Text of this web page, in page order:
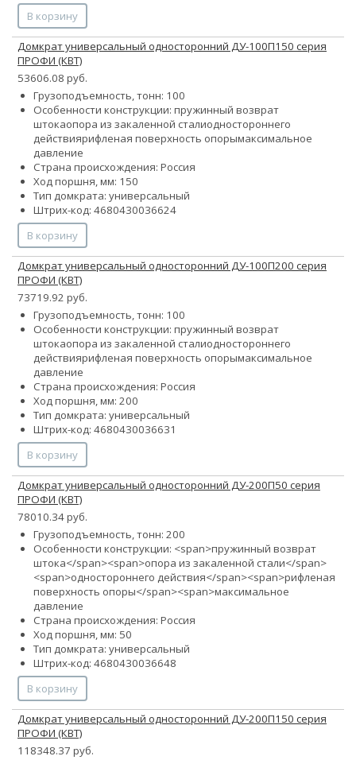
В корзину
Домкрат универсальный односторонний ДУ-100П150 серия
ПРОФИ (КВТ)
53606.08 руб.
Грузоподъемность, тонн: 100
Особенности конструкции: пружинный возврат
штокаопора из закаленной сталиодностороннего
действиярифленая поверхность опорымаксимальное
давление
Страна происхождения: Россия
Ход поршня, мм: 150
Тип домкрата: универсальный
Штрих-код: 4680430036624
В корзину
Домкрат универсальный односторонний ДУ-100П200 серия
ПРОФИ (КВТ)
73719.92 руб.
Грузоподъемность, тонн: 100
Особенности конструкции: пружинный возврат
штокаопора из закаленной сталиодностороннего
действиярифленая поверхность опорымаксимальное
давление
Страна происхождения: Россия
Ход поршня, мм: 200
Тип домкрата: универсальный
Штрих-код: 4680430036631
В корзину
Домкрат универсальный односторонний ДУ-200П50 серия
ПРОФИ (КВТ)
78010.34 руб.
Грузоподъемность, тонн: 200
Особенности конструкции: <span>пружинный возврат
штока</span><span>опора из закаленной стали</span>
<span>одностороннего действия</span><span>рифленая
поверхность опоры</span><span>максимальное
давление
Страна происхождения: Россия
Ход поршня, мм: 50
Тип домкрата: универсальный
Штрих-код: 4680430036648
В корзину
Домкрат универсальный односторонний ДУ-200П150 серия
ПРОФИ (КВТ)
118348.37 руб.